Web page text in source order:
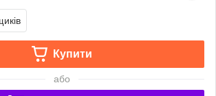
Купити
або